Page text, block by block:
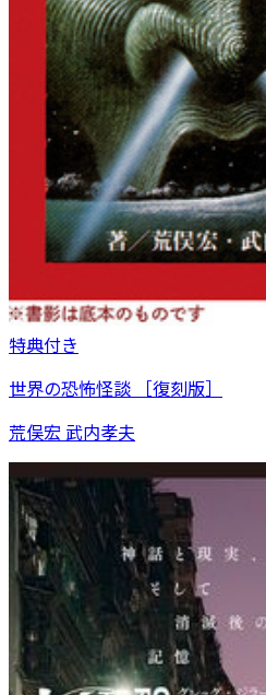
特典付き
世界の恐怖怪談 ［復刻版］
荒俣宏 武内孝夫